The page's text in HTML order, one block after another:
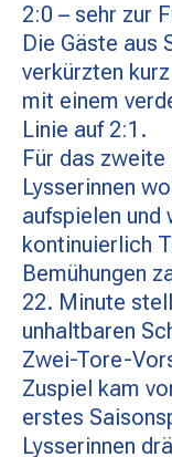
KONTAKT
2:0 – sehr zur
Die Gäste aus
verkürzten
mit einem
Linie auf 2:1.
Für das
Lysserinnen
aufspielen
kontinuierlich
Bemühungen
22. Minute
unhaltbaren
Zwei-Tore-
Zuspiel kam
erstes
Lysserinnen